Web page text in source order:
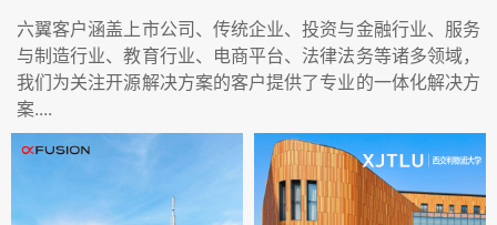
六翼客户涵盖上市公司、传统企业、投资与金融行业、服务
与制造行业、教育行业、电商平台、法律法务等诸多领域，
我们为关注开源解决方案的客户提供了专业的一体化解决方
案....